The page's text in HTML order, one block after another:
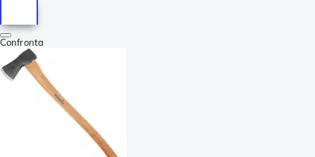
Confronta